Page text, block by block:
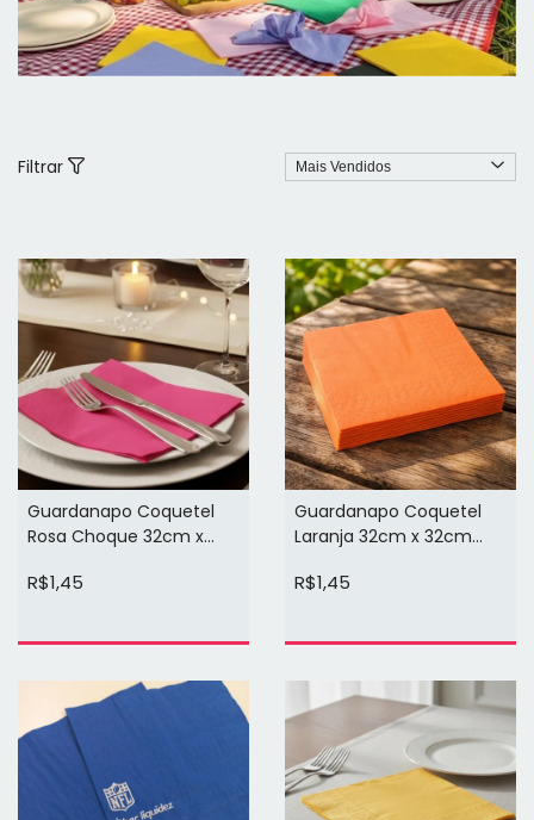
Filtrar
Guardanapo Coquetel
Rosa Choque 32cm x
(arte em 1 cor)
R$1,45
Guardanapo Coquetel
Laranja 32cm x 32cm
cor)
R$1,45